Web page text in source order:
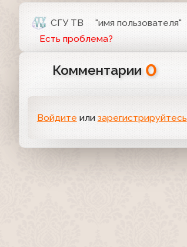
СГУ ТВ "имя пользователя"
Есть проблема?
Комментарии 0
Войдите или зарегистрируйтесь